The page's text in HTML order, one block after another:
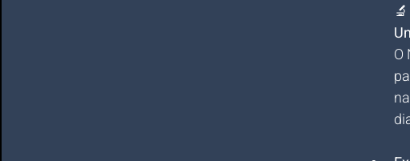
🔬
O